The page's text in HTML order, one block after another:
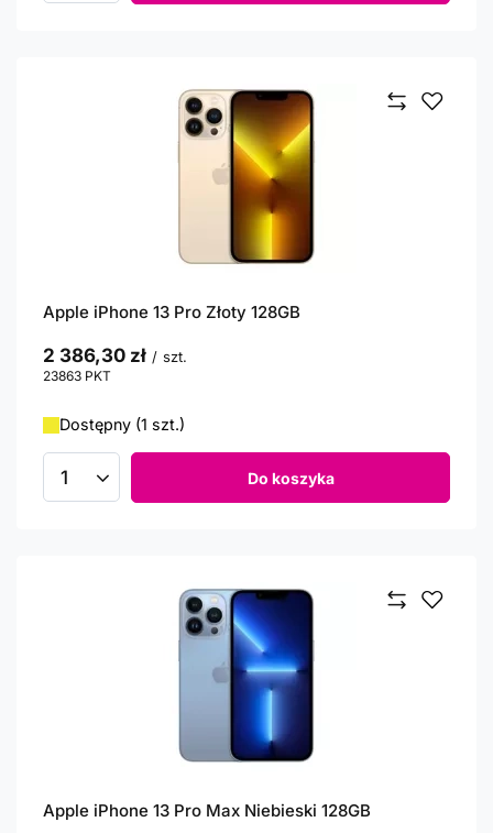
Apple iPhone 13 Pro Złoty 128GB
2 386,30 zł / szt.
23863 PKT
Dostępny (1 szt.)
Ilość produktów Do koszyka
Apple iPhone 13 Pro Max Niebieski 128GB